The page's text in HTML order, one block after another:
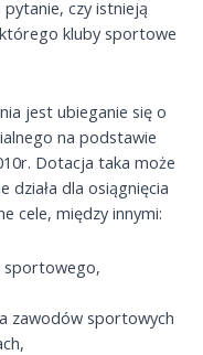
pytanie, czy istnieją
kluby sportowe
jest ubieganie się o
na podstawie
Dotacja taka może
działa dla osiągnięcia
cele, między innymi:
sportowego,
zawodów sportowych